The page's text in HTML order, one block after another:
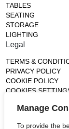
Manage
To provide the
TABLES
SEATING
STORAGE
LIGHTING
Legal
TERMS &
PRIVACY POLICY
COOKIE POLICY
COOKIES